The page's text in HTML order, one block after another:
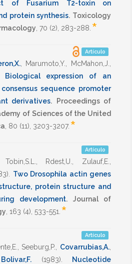
of Fusarium T2-toxin on
protein synthesis. Toxicology
70 (2), 283-288 *
Artículo
, Marumoto,Y. McMahon,J.
Biological expression of an
sequence promoter
derivatives.
Proceedings of
of Sciences of the United
80 (11), 3203-3207. *
Artículo
Tobin,S.L. Rdest,U. Zulauf,E.
Two Drosophila actin genes
protein structure and
development.
Journal of
163 (4), 533-551 *
Artículo
Seeburg,P. Covarrubias,A.
Bolivar,F. (1983) Nucleotide